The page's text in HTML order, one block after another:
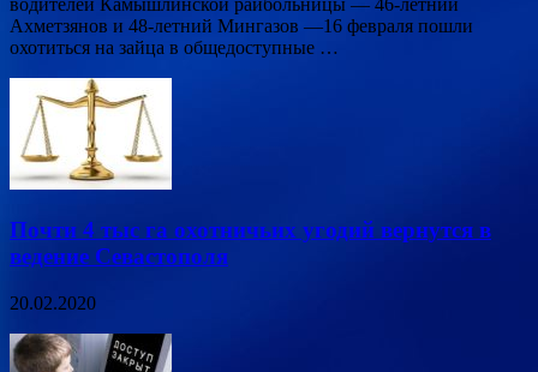
водителей Камышлинской райбольницы — 46-летний
Ахметзянов и 48-летний Мингазов —16 февраля пошли
охотиться на зайца в общедоступные …
Почти 4 тыс га охотничьих угодий вернутся в
ведение Севастополя
20.02.2020